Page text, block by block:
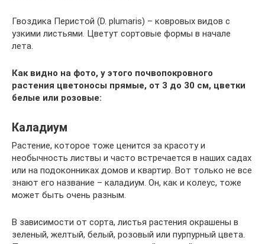
Гвоздика Перистой (D. plumaris) – ковровых видов с
узкими листьями. Цветут сортовые формы в начале
лета.
Как видно на фото, у этого почвопокровного
растения цветоносы прямые, от 3 до 30 см, цветки
белые или розовые:
Каладиум
Растение, которое тоже ценится за красоту и
необычность листвы и часто встречается в наших садах
или на подоконниках домов и квартир. Вот только не все
знают его название – каладиум. Он, как и колеус, тоже
может быть очень разным.
В зависимости от сорта, листья растения окрашены в
зеленый, желтый, белый, розовый или пурпурный цвета.